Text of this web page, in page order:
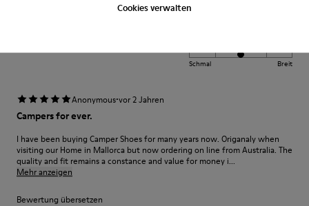
Cookies verwaltenEinstellung
Schmal Breit
Anonymous·vor 2 Jahren
Campers for ever.
I have been buying Camper Shoes for many years now. Origanaly when
visiting our Home in Mallorca but now ordering on line from Australia. The
quality and fit remains a constance and value for money i...
Mehr anzeigen
Bewertung übersetzen